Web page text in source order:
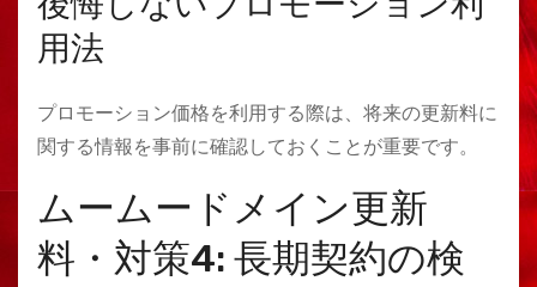
用法
プロモーション価格を利用する際は、将来の更新料に
関する情報を事前に確認しておくことが重要です。
ムームードメイン更新
料・対策4: 長期契約の検